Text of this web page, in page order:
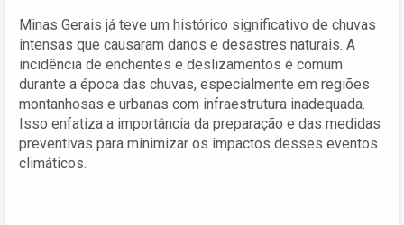
Minas Gerais já teve um histórico significativo de chuvas
intensas que causaram danos e desastres naturais. A
incidência de enchentes e deslizamentos é comum
durante a época das chuvas, especialmente em regiões
montanhosas e urbanas com infraestrutura inadequada.
Isso enfatiza a importância da preparação e das medidas
preventivas para minimizar os impactos desses eventos
climáticos.